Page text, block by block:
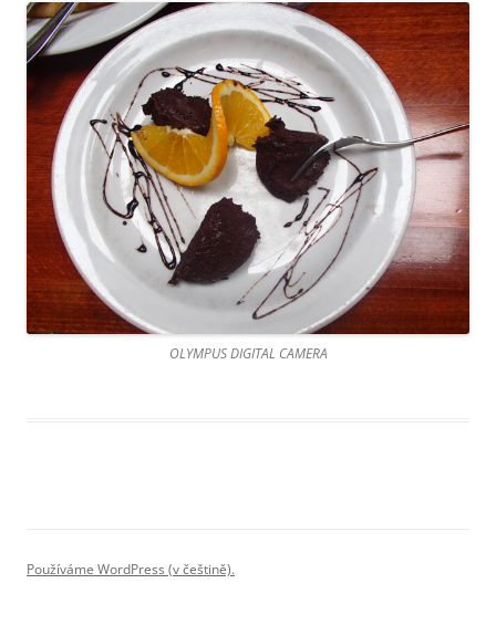
OLYMPUS DIGITAL CAMERA
Používáme WordPress (v češtině).